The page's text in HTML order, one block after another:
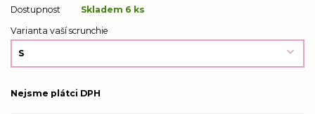
Dostupnost
Skladem 6 ks
Varianta vaší scrunchie
Nejsme plátci DPH